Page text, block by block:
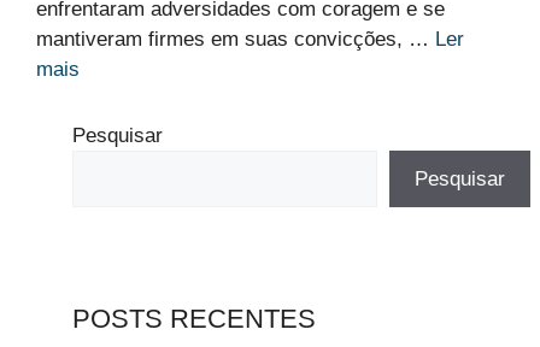
enfrentaram adversidades com coragem e se
mantiveram firmes em suas convicções, … Ler
mais
Pesquisar
Pesquisar
POSTS RECENTES